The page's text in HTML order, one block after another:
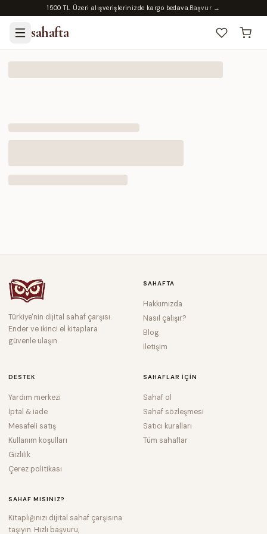
1500 TL Üzeri alışverişlerinizde kargo bedava.Başvur →
sahafta
Türkiye'nin dijital sahaf çarşısı.
Ender ve ikinci el kitaplara
güvenle ulaşın.
SAHAFTA
Hakkımızda
Nasıl çalışır?
Blog
İletişim
DESTEK
Yardım merkezi
İptal & iade
Mesafeli satış
Kullanım koşulları
Gizlilik
Çerez politikası
SAHAFLAR IÇIN
Sahaf ol
Sahaf sözleşmesi
Satıcı kuralları
Tüm sahaflar
SAHAF MISINIZ?
Kitaplığınızı dijital sahaf çarşısına
taşıyın. Hızlı başvuru,